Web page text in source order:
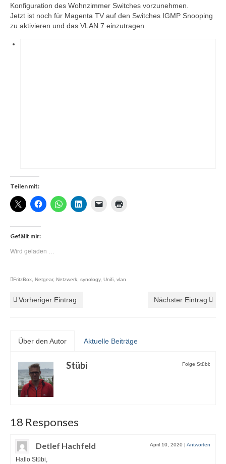
Konfiguration des Wohnzimmer Switches vorzunehmen.
Jetzt ist noch für Magenta TV auf den Switches IGMP Snooping
zu aktivieren und das VLAN 7 einzutragen
Teilen mit:
Gefällt mir:
Wird geladen …
FritzBox, Netgear, Netzwerk, synology, Unifi, vlan
Vorheriger Eintrag Nächster Eintrag
Über den Autor Aktuelle Beiträge
Folge Stübi:
Stübi
18 Responses
Detlef Hachfeld April 10, 2020 Antworten
Hallo Stübi,